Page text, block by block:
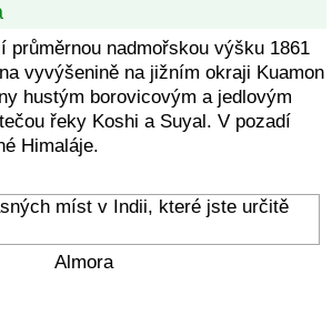
průměrnou nadmořskou výšku 1861
vyvýšenině na jižním okraji Kuamon
hustým borovicovým a jedlovým
řeky Koshi a Suyal. V pozadí
Himaláje.
Almora